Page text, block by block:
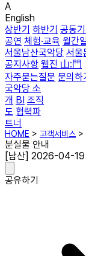
A
English
상반기 하반기 공동
공연 체험·교육 월간
서울남산국악당 서울
공지사항 웹진 山:門
자주묻는질문 문의하
국악당 소
개 BI 조직
도 협력파
트너
HOME > 고객서비스 >
분실물 안내
[남산] 2026-04-19
공유하기